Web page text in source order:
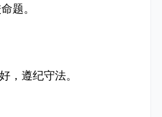
题。
，遵纪守法。